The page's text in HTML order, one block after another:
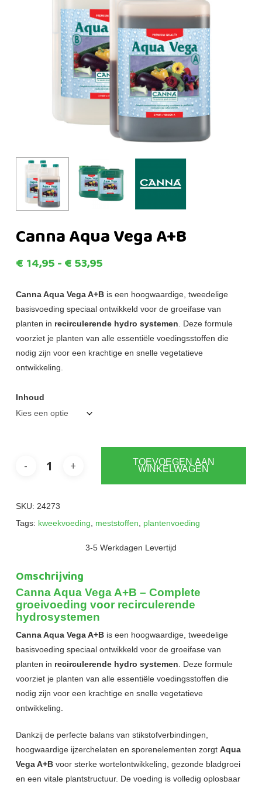
Canna Aqua Vega A+B
€ 14,95-€53,95Prijsklasse:
tot
€53,95
Canna Aqua Vega A+Bis een hoogwaardige, tweedelige
basisvoeding speciaal ontwikkeld voor de groeifase van
planten in recirculerende hydro systemen. Deze formule
voorziet je planten van alle essentiële voedingsstoffen die
nodig zijn voor een krachtige en snelle vegetatieve
ontwikkeling.
Inhoud
TOEVOEGEN AAN
WINKELWAGEN
SKU: 24273
Tags: kweekvoeding, meststoffen, plantenvoeding
3-5 Werkdagen Levertijd
Omschrijving
Canna Aqua Vega A+B – Complete
groeivoeding voor recirculerende
hydrosystemen
Canna Aqua Vega A+Bis een hoogwaardige, tweedelige
basisvoeding speciaal ontwikkeld voor de groeifase van
planten in recirculerende hydro systemen. Deze formule
voorziet je planten van alle essentiële voedingsstoffen die
nodig zijn voor een krachtige en snelle vegetatieve
ontwikkeling.
Dankzij de perfecte balans van stikstofverbindingen,
hoogwaardige ijzerchelaten en sporenelementen zorgtAqua
Vega A+Bvoor sterke wortelontwikkeling, gezonde bladgroei
en een vitale plantstructuur. De voeding is volledig oplosbaar